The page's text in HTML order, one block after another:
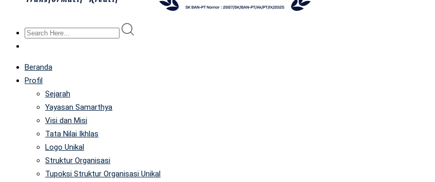
Beranda
Profil
Sejarah
Yayasan Samarthya
Visi dan Misi
Tata Nilai Ikhlas
Logo Unikal
Struktur Organisasi
Tupoksi Struktur Organisasi Unikal